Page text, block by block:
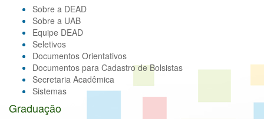
Sobre a DEAD
Sobre a UAB
Equipe DEAD
Seletivos
Documentos Orientativos
Documentos para Cadastro de Bolsistas
Secretaria Acadêmica
Sistemas
Graduação